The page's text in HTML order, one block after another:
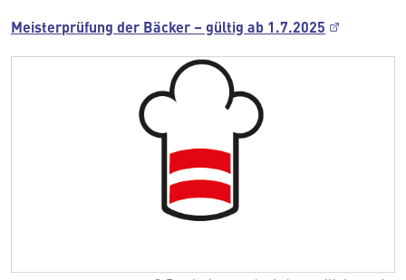
Meisterprüfung der Bäcker – gültig ab 1.7.2025